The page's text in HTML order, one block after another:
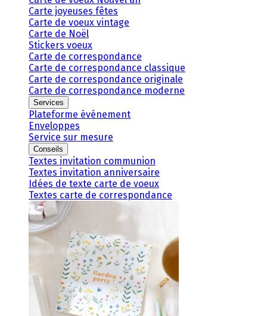
Carte joyeuses fêtes
Carte de voeux vintage
Carte de Noël
Stickers voeux
Carte de correspondance
Carte de correspondance classique
Carte de correspondance originale
Carte de correspondance moderne
Services
Plateforme événement
Enveloppes
Service sur mesure
Conseils
Textes invitation communion
Textes invitation anniversaire
Idées de texte carte de voeux
Textes carte de correspondance